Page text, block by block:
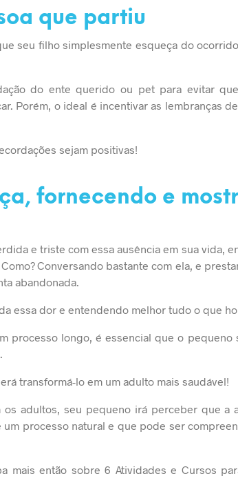
que partiu
seu filho simplesmente esqueça do
do ente querido ou pet para evitar
Porém, o ideal é incentivar as lembranças
sejam positivas!
fornecendo e
e triste com essa ausência em sua vida,
Conversando bastante com ela, e
abandonada.
essa dor e entendendo melhor tudo o que
processo longo, é essencial que o pequeno
transformá-lo em um adulto mais saudável!
os adultos, seu pequeno irá perceber que a
processo natural e que pode ser
mais então sobre 6 Atividades e Cursos